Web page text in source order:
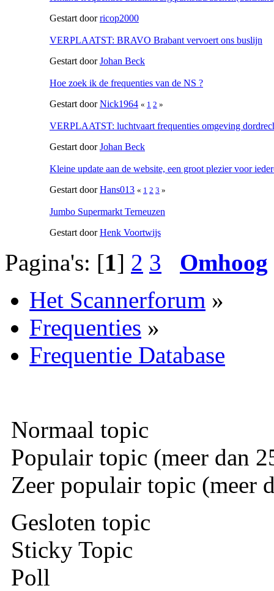
Gestart doorricop2000
VERPLAATST: BRAVO Brabant vervoert ons buslijn
Gestart doorJohan Beck
Hoe zoek ik de frequenties van de NS ?
Gestart doorNick1964 « 1 2 »
VERPLAATST: luchtvaart frequenties omgeving
Gestart doorJohan Beck
Kleine update aan de website, een groot plezier voor
Gestart doorHans013 « 1 2 3 »
Jumbo Supermarkt Terneuzen
Gestart doorHenk Voortwijs
Pagina's: [1] 2 3
Omhoog
Het Scannerforum »
Frequenties »
Frequentie Database
Normaal topic
Populair topic (meer dan
Zeer populair topic (meer
Gesloten topic
Sticky Topic
Poll